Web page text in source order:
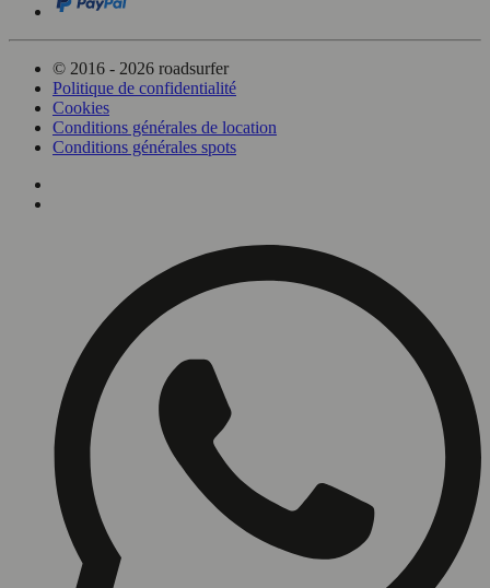
© 2016 - 2026 roadsurfer
Politique de confidentialité
Cookies
Conditions générales de location
Conditions générales spots